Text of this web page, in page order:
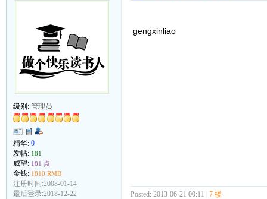
级别: 管理员
精华: 0
发帖: 181
威望: 181 点
金钱: 1810 RMB
注册时间:2008-01-14
最后登录:2018-12-22
gengxinliao
Posted: 2013-06-21 00:11 | 7 楼